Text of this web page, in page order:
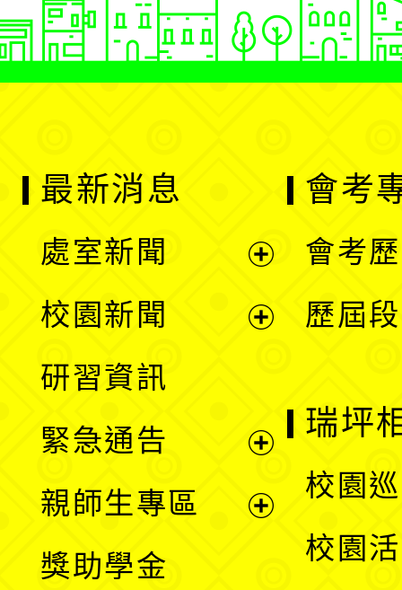
最新消息
處室新聞
單
校園新聞
選
單
研習資訊
緊急通告
親師生專區
獎助學金
會考
會考
歷屆
瑞坪
校園
校園